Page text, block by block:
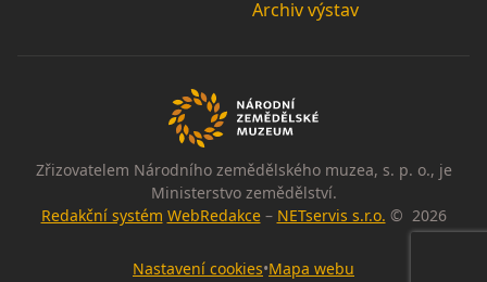
Archiv výstav
Zřizovatelem Národního zemědělského muzea, s. p. o., je
Ministerstvo zemědělství.
Redakční systém WebRedakce– NETservis s.r.o. © 2026
Nastavení cookies•Mapa webu